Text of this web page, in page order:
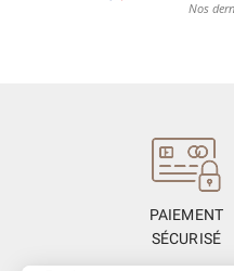
PAIEMENT
SÉCURISÉ